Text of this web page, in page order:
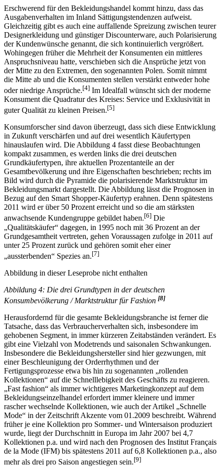
Erschwerend für den Bekleidungshandel kommt hinzu, dass das
Ausgabenverhalten im Inland Sättigungstendenzen aufweist.
Gleichzeitig gibt es auch eine auffallende Spreizung zwischen teurer
Designerkleidung und günstiger Discounterware, auch Polarisierung
der Kundenwünsche genannt, die sich kontinuierlich vergrößert.
Wohingegen früher die Mehrheit der Konsumenten ein mittleres
Anspruchsniveau hatte, verschieben sich die Ansprüche jetzt von
der Mitte zu den Extremen, den sogenannten Polen. Somit nimmt
die Mitte ab und die Konsumenten stellen verstärkt entweder hohe
oder niedrige Ansprüche.[4] Im Idealfall wünscht sich der moderne
Konsument die Quadratur des Kreises: Service und Exklusivität in
guter Qualität zu kleinen Preisen.[5]
Konsumforscher sind davon überzeugt, dass sich diese Entwicklung
in Zukunft verschärfen und auf drei wesentlich Käufertypen
hinauslaufen wird. Die Abbildung 4 fasst diese Beobachtungen
kompakt zusammen, es werden links die drei deutschen
Grundkäufertypen, ihre aktuellen Prozentanteile an der
Gesamtbevölkerung und ihre Eigenschaften beschrieben; rechts im
Bild wird durch die Pyramide die polarisierende Marktstruktur im
Bekleidungsmarkt dargestellt. Die Abbildung lässt die Prognosen in
Bezug auf den Smart Shopper-Käufertyp erahnen. Denn spätestens
2011 wird er über 50 Prozent erreicht und so die am stärksten
anwachsende Kundengruppe gebildet haben.[6] Die
„Qualitätskäufer“ dagegen, in 1995 noch mit 36 Prozent an der
Grundgesamtheit vertreten, gehen Voraussagen zufolge in 2011 auf
unter 25 Prozent zurück und gehören somit eher einer
„aussterbenden“ Spezies an.[7]
Abbildung in dieser Leseprobe nicht enthalten
Abbildung 4: Die drei Grundtypen in der deutschen
Konsumbevölkerung / Marktstruktur für Fashion [8]
Herausfordernd für die gesamte Bekleidungsbranche ist ferner die
Tatsache, dass das Verbraucherverhalten sich, insbesondere im
gehobenen Segment, in immer kürzeren Zeitabständen verändert. Es
gibt eine Vielzahl von Modetrends und saisonalen Schwankungen.
Insbesondere die Bekleidungshersteller sind hier gezwungen, mit
einer Beschleunigung der Orderrhythmen und der
Fertigungsprozesse etwa bis hin zu sogenannten „rollenden
Kollektionen“ auf die Schnelllebigkeit des Geschäfts zu reagieren.
„Fast fashion“ als immer wichtigeres Marketingkonzept auf dem
Bekleidungseinzelhandel erfordert immer kleinere und immer
rascher wechselnde Kollektionen, wie auch der Artikel „Schnelle
Mode“ in der Zeitschrift Akzente vom 01.2009 beschreibt. Während
früher je eine Kollektion pro Sommer- und Wintersaison produziert
wurde, liegt der Durchschnitt in Europa im Jahr 2007 bei 4,7
Kollektionen p.a. und wird nach den Prognosen des Institut Français
de la Mode (IFM) bis spätestens 2011 auf 6,8 Kollektionen p.a., also
mehr als drei pro Saison angestiegen sein.[9]